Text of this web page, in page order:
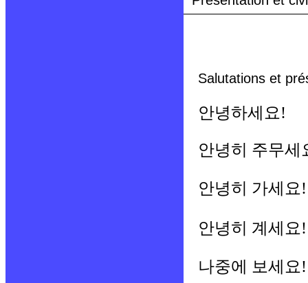
Salutations et
안녕하세요!
안녕히 주무세
안녕히 가세요!
안녕히 계세요!
나중에 보세요!